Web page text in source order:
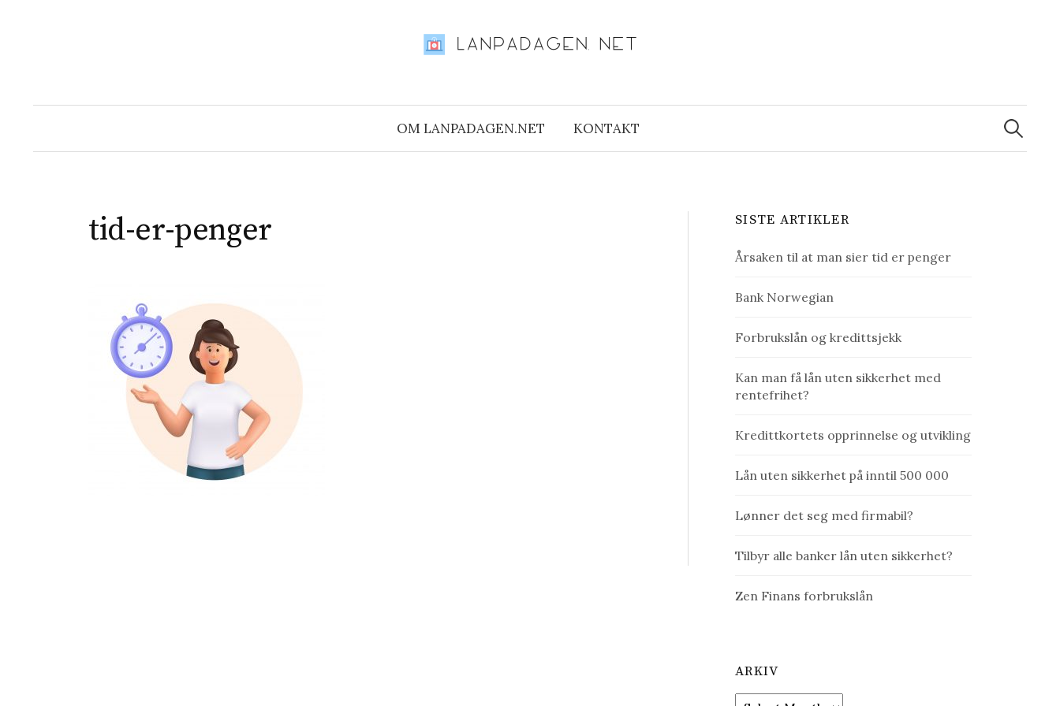
OM LANPADAGEN.NET KONTAKT
Search
for:
tid-er-penger SISTE ARTIKLER
Årsaken til at man sier tid er penger
Bank Norwegian
Forbrukslån og kredittsjekk
Kan man få lån uten sikkerhet med
rentefrihet?
Kredittkortets opprinnelse og utvikling
Lån uten sikkerhet på inntil 500 000
Lønner det seg med firmabil?
Tilbyr alle banker lån uten sikkerhet?
Zen Finans forbrukslån
ARKIV
Arkiv